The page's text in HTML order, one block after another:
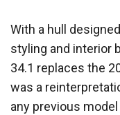
With a hull
styling and interior
34.1 replaces the
was a
any previous